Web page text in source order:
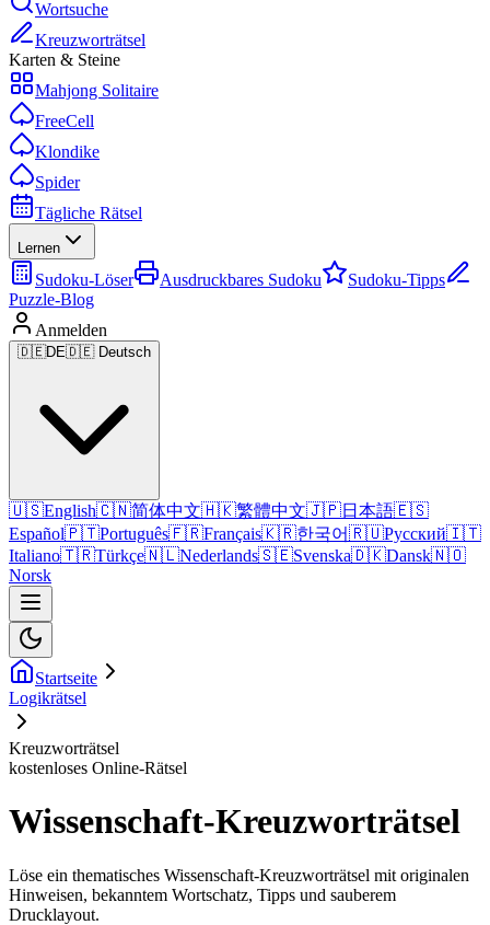
Wortsuche
Kreuzworträtsel
Karten & Steine
Mahjong Solitaire
FreeCell
Klondike
Spider
Tägliche Rätsel
Lernen
Sudoku-Löser Ausdruckbares Sudoku
Sudoku-Tipps
Puzzle-Blog
Anmelden
🇩🇪DE🇩🇪 Deutsch
🇺🇸English🇨🇳简体中文🇭🇰繁體中文🇯🇵日本語🇪🇸
Español🇵🇹Português🇫🇷Français🇰🇷한국어🇷🇺Русский🇮🇹
Italiano🇹🇷Türkçe🇳🇱Nederlands🇸🇪Svenska🇩🇰Dansk🇳🇴
Norsk
Startseite
Logikrätsel
Kreuzworträtsel
kostenloses Online-Rätsel
Wissenschaft-Kreuzworträtsel
Löse ein thematisches Wissenschaft-Kreuzworträtsel mit originalen
Hinweisen, bekanntem Wortschatz, Tipps und sauberem
Drucklayout.